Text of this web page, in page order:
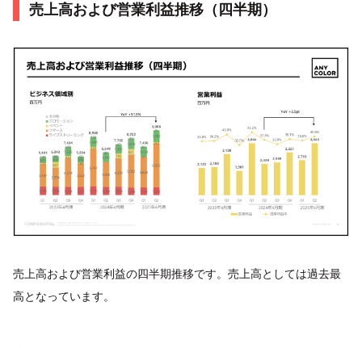
売上高および営業利益推移（四半期）
売上高および営業利益の四半期推移です。売上高としては過去最
高となっています。